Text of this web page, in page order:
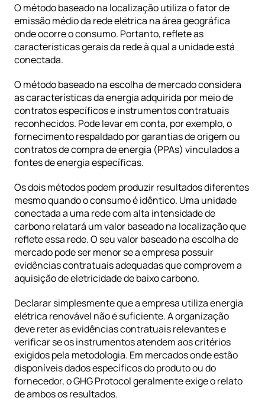
O método baseado na localização utiliza o fator de
emissão médio da rede elétrica na área geográfica
onde ocorre o consumo. Portanto, reflete as
características gerais da rede à qual a unidade está
conectada.
O método baseado na escolha de mercado considera
as características da energia adquirida por meio de
contratos específicos e instrumentos contratuais
reconhecidos. Pode levar em conta, por exemplo, o
fornecimento respaldado por garantias de origem ou
contratos de compra de energia (PPAs) vinculados a
fontes de energia específicas.
Os dois métodos podem produzir resultados diferentes
mesmo quando o consumo é idêntico. Uma unidade
conectada a uma rede com alta intensidade de
carbono relatará um valor baseado na localização que
reflete essa rede. O seu valor baseado na escolha de
mercado pode ser menor se a empresa possuir
evidências contratuais adequadas que comprovem a
aquisição de eletricidade de baixo carbono.
Declarar simplesmente que a empresa utiliza energia
elétrica renovável não é suficiente. A organização
deve reter as evidências contratuais relevantes e
verificar se os instrumentos atendem aos critérios
exigidos pela metodologia. Em mercados onde estão
disponíveis dados específicos do produto ou do
fornecedor, o GHG Protocol geralmente exige o relato
de ambos os resultados.